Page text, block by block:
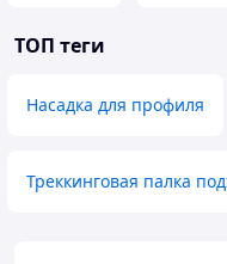
ТОП теги
Насадка для профиля
Треккинговая палка